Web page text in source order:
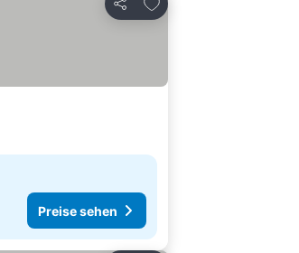
Teilen
Preise sehen